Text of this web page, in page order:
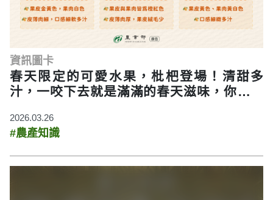
資訊圖卡
春天限定的可愛水果，枇杷登場！清甜多
汁，一咬下去就是滿滿的春天滋味，你今年
2026.03.26
#農產知識